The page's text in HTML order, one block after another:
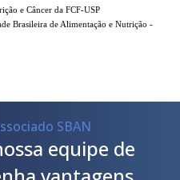
e Câncer da FCF-USP
Brasileira de Alimentação e Nutrição -
SBAN
equipe de